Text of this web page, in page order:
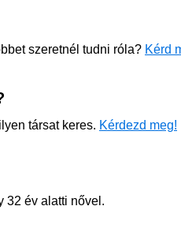
szeretnél tudni róla? Kérd
társat keres. Kérdezd meg!
32 év alatti nővel.